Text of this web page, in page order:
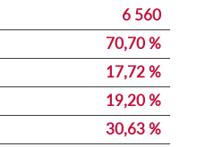
6 560
70,70 %
17,72 %
19,20 %
30,63 %